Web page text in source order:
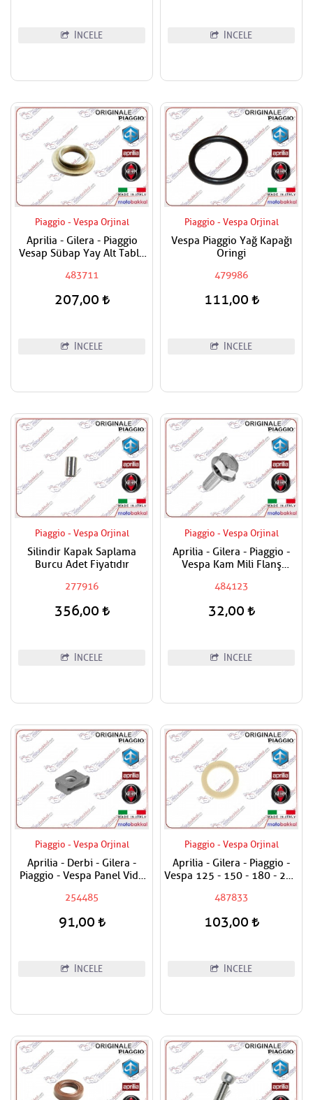
İNCELE İNCELE
Piaggio - Vespa Orjinal
Aprilia - Gilera - Piaggio
Vesap Sübap Yay Alt Tabla
483711
207,00
İNCELE
Piaggio - Vespa Orjinal
Vespa Piaggio Yağ Kapağı
Oringi
479986
111,00
İNCELE
Piaggio - Vespa Orjinal
Silindir Kapak Saplama
Burcu Adet Fiyatıdır
277916
356,00
İNCELE
Piaggio - Vespa Orjinal
Aprilia - Gilera - Piaggio -
Vespa Kam Mili Flanş
484123
32,00
İNCELE
Piaggio - Vespa Orjinal
Aprilia - Derbi - Gilera -
Piaggio - Vespa Panel Vida
254485
91,00
İNCELE
Piaggio - Vespa Orjinal
Aprilia - Gilera - Piaggio -
Vespa 125 - 150 - 180 - 200
Ağırlık Plastiği
487833
103,00
İNCELE